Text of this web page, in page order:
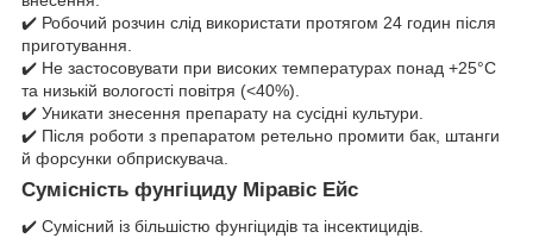
✔️ Робочий розчин слід використати протягом 24 годин після
приготування.
✔️ Не застосовувати при високих температурах понад +25°C
та низькій вологості повітря (<40%).
✔️ Уникати знесення препарату на сусідні культури.
✔️ Після роботи з препаратом ретельно промити бак, штанги
й форсунки обприскувача.
Сумісність фунгіциду Міравіс Ейс
✔️ Сумісний із більшістю фунгіцидів та інсектицидів.